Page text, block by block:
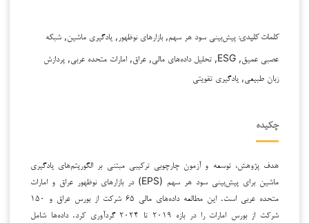
کلمات کلیدی: پیش‌بینی سود هر سهم, بازارهای نوظهور, یادگیری ماشین, شبکه
عصبی عمیق, ESG, تحلیل داده‌های مالی, عراق, امارات متحده عربی, پردازش
زبان طبیعی, یادگیری تقویتی
چکیده
هدف پژوهش، توسعه و آزمون چارچوبی ترکیبی مبتنی بر الگوریتم‌های یادگیری
ماشین برای پیش‌بینی سود هر سهم (EPS) در بازارهای نوظهور عراق و امارات
متحده عربی است. این مطالعه داده‌های مالی ۶۵ شرکت از بورس عراق و ۱۵۰
شرکت از بورس امارات را در بازه ۲۰۱۹ تا ۲۰۲۴ گردآوری کرد. داده‌ها شامل